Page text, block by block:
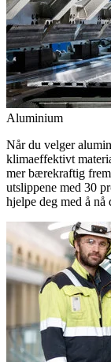
Aluminium
Når du velger
klimaeffektivt
mer bærekraftig
utslippene med 30
hjelpe deg med å nå